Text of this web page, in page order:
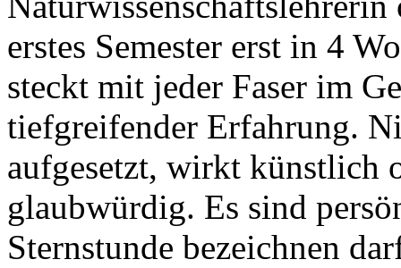
erstes Semester erst in 4
steckt mit jeder Faser im
tiefgreifender Erfahrung.
aufgesetzt, wirkt künstlich
glaubwürdig. Es sind
Sternstunde bezeichnen